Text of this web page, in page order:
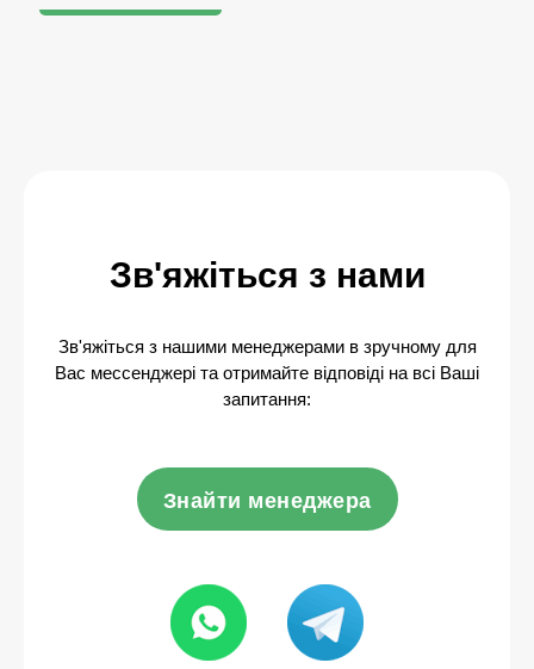
Зв'яжіться з нами
Зв'яжіться з нашими менеджерами в зручному для
Вас мессенджері та отримайте відповіді на всі Ваші
запитання:
Знайти менеджера